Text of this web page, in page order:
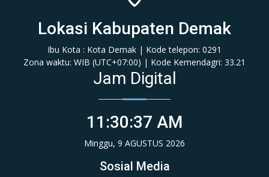
Lokasi Kabupaten Demak
Ibu Kota : Kota Demak | Kode telepon: 0291
Zona waktu: WIB (‎UTC+07:00‎)‎ | Kode Kemendagri: 33.21
Jam Digital
11:30:39 AM
Minggu, 9 AGUSTUS 2026
Sosial Media